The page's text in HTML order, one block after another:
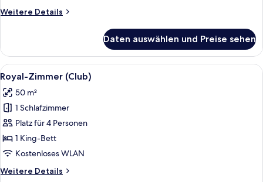
Weitere Details
Weitere
Zimmer,
Meerblick
(Club)
Daten auswählen und Preise sehen
Alle
Fotos
für
Royal-
Zimmer
(Club)
anzeigen
Ein Hotelzimmer mit einem großen
6
Royal-Zimmer (Club)
50 m²
1 Schlafzimmer
Platz für 4 Personen
1 King-Bett
Kostenloses WLAN
Weitere Details
Weitere